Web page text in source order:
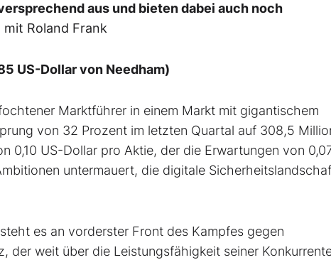
aus und bieten dabei auch noch
Roland Frank
US-Dollar von Needham)
Marktführer in einem Markt mit gigantischem
von 32 Prozent im letzten Quartal auf 308,5
0,10 US-Dollar pro Aktie, der die Erwartungen von
untermauert, die digitale
es an vorderster Front des Kampfes gegen
der weit über die Leistungsfähigkeit seiner